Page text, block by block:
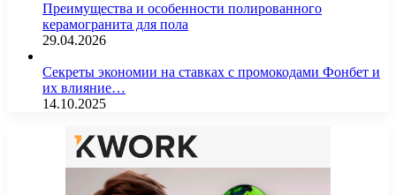
Преимущества и особенности полированного
керамогранита для пола
29.04.2026
Секреты экономии на ставках с промокодами Фонбет и
их влияние…
14.10.2025